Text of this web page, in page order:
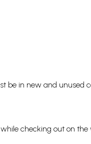
be in new and unused
checking out on the